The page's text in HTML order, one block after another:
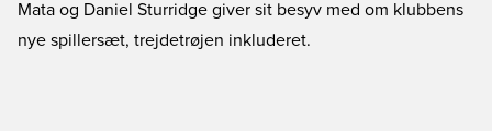
Mata og Daniel Sturridge giver sit besyv med om klubbens
nye spillersæt, trejdetrøjen inkluderet.